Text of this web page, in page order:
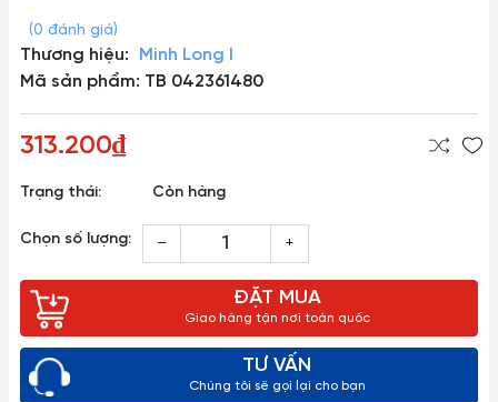
(0 đánh giá)
Thương hiệu:
Minh Long I
Mã sản phẩm: TB 042361480
313.200₫
Trạng thái: Còn hàng
Chọn số lượng: – +
ĐẶT MUA
Giao hàng tận nơi toàn quốc
TƯ VẤN
Chúng tôi sẽ gọi lại cho bạn